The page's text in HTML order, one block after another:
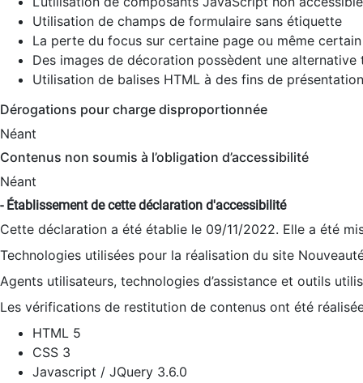
Utilisation de champs de formulaire sans étiquette
La perte du focus sur certaine page ou même
Des images de décoration possèdent une alternative
Utilisation de balises HTML à des fins de
Dérogations pour charge disproportionnée
Néant
Contenus non soumis à l’obligation d’accessibilité
Néant
- Établissement de cette déclaration d'accessibilité
Cette déclaration a été établie le 09/11/2022. Elle a été
Technologies utilisées pour la réalisation du site
Agents utilisateurs, technologies d’assistance et outils
Les vérifications de restitution de contenus ont été
HTML 5
CSS 3
Javascript / JQuery 3.6.0